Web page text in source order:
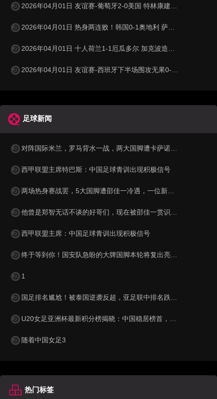
2026年04月01日 友谊赛-葡萄牙2-0美国 特林康建功菲利克斯破门B费助攻双响
2026年04月01日 热身两连败！韩国0-1奥地利 萨比策制胜孙兴慜金玟哉失良机
2026年04月01日 十人荷兰1-1厄瓜多尔 加克波造乌龙邓弗里斯直红弗莱肯送点
2026年04月01日 友谊赛-西班牙下半场围攻无果0-0埃及 霍安·加西亚国家队首秀
足球新闻
对阵国际米兰，罗马背水一战，两大国脚遭卡萨诺狠批为二流球员
西甲联盟主席特巴斯：中国足球青训出现积极信号
两场热身赛战罢，5大国脚遭邵佳一冷遇，一位新星最让球迷惋惜
他曾是郑智无话不谈的好哥们，现在被邵佳一赏识，进入国足教练组
西甲联盟主席：中国足球青训出现积极信号
终于等到你！国安队急盼的大牌国脚本轮将复出亮相，值得期待
1
国足排名尴尬！被泰国逆袭反超，亚足联中排名跌至第15，被巴勒斯坦紧逼
U20女足亚洲杯最新积分榜揭晓：中国稳居榜首，韩国与澳大利亚表现抢眼
随着中国女足3
热门标签